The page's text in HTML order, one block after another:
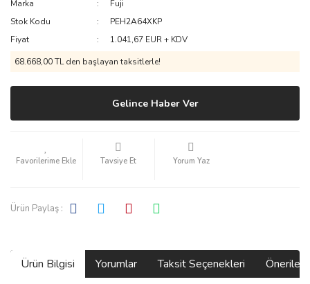
Marka
Fuji
Stok Kodu
PEH2A64XKP
Fiyat
1.041,67 EUR + KDV
68.668,00 TL den başlayan taksitlerle!
Gelince Haber Ver
Tavsiye Et Yorum Yaz
Ürün Paylaş :
Ürün Bilgisi Yorumlar Taksit Seçenekleri